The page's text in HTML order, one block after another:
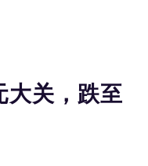
大关，跌至